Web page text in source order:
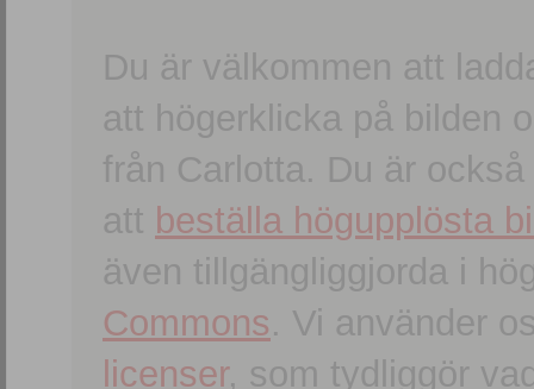
Du är välkommen att
att högerklicka på bilden
från Carlotta. Du är
att beställa högupplösta
även tillgängliggjorda i
Commons. Vi använder
licenser, som tydliggör